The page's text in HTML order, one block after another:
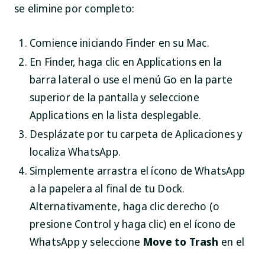
se elimine por completo:
Comience iniciando Finder en su Mac.
En Finder, haga clic enApplicationsen la
barra lateral o use el menú Go en la parte
superior de la pantalla y seleccione
Applications en la lista desplegable.
Desplázate por tu carpeta de Aplicaciones y
localiza WhatsApp.
Simplemente arrastra el ícono de WhatsApp
a la papelera al final de tu Dock.
Alternativamente, haga clic derecho (o
presione Control y haga clic) en el ícono de
WhatsApp y seleccione Move to Trash en el